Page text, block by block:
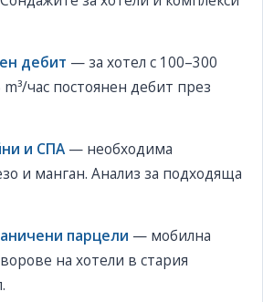
дебит — за хотел с 100–300
час постоянен дебит през
и СПА — необходима
и манган. Анализ за подходяща
парцели — мобилна
на хотели в стария